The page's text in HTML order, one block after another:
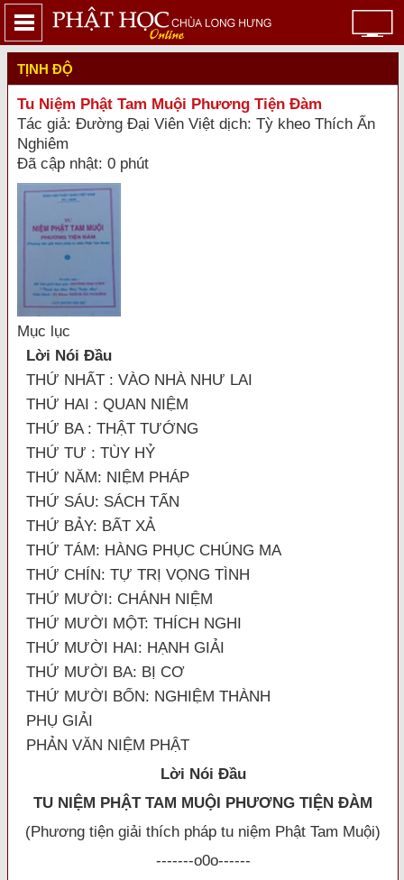
TỊNH ĐỘ
Tu Niệm Phật Tam Muội Phương Tiện Đàm
Tác giả: Đường Đại Viên Việt dịch: Tỳ kheo Thích Ấn
Nghiêm
Đã cập nhật: 0 phút
Mục lục
Lời Nói Đầu
THỨ NHẤT : VÀO NHÀ NHƯ LAI
THỨ HAI : QUAN NIỆM
THỨ BA : THẬT TƯỚNG
THỨ TƯ : TÙY HỶ
THỨ NĂM: NIỆM PHÁP
THỨ SÁU: SÁCH TẤN
THỨ BẢY: BẤT XẢ
THỨ TÁM: HÀNG PHỤC CHÚNG MA
THỨ CHÍN: TỰ TRỊ VỌNG TÌNH
THỨ MƯỜI: CHÁNH NIỆM
THỨ MƯỜI MỘT: THÍCH NGHI
THỨ MƯỜI HAI: HẠNH GIẢI
THỨ MƯỜI BA: BỊ CƠ
THỨ MƯỜI BỐN: NGHIỆM THÀNH
PHỤ GIẢI
PHẢN VĂN NIỆM PHẬT
Lời Nói Đầu
TU NIỆM PHẬT TAM MUỘI PHƯƠNG TIỆN ĐÀM
(Phương tiện giải thích pháp tu niệm Phật Tam Muội)
-------o0o------